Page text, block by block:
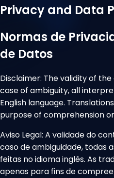
Privacy and Data
Normas de
de Datos
Disclaimer: The validity of
case of ambiguity, all
English language.
purpose of comprehension
Aviso Legal: A validade do
caso de ambiguidade, todas
feitas no idioma inglês. As
apenas para fins de